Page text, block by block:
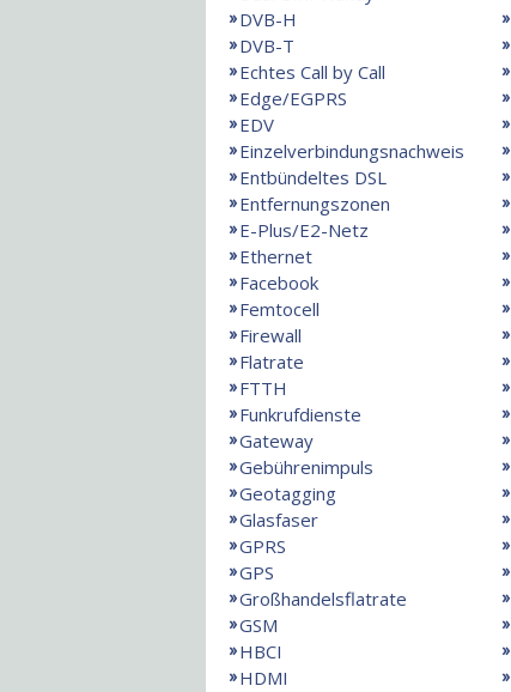
DVB-H
DVB-T
Echtes Call by Call
Edge/EGPRS
EDV
Einzelverbindungsnachweis
Entbündeltes DSL
Entfernungszonen
E-Plus/E2-Netz
Ethernet
Facebook
Femtocell
Firewall
Flatrate
FTTH
Funkrufdienste
Gateway
Gebührenimpuls
Geotagging
Glasfaser
GPRS
GPS
Großhandelsflatrate
GSM
HBCI
HDMI